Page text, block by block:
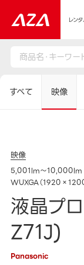
レン
すべて 映像
映像
5,001lm～10,000lm
WUXGA（1920×1200
液晶プ
Z71J)
Panasonic